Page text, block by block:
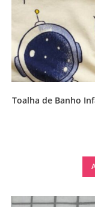
Toalha de Banho